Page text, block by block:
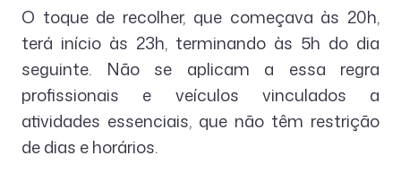
O toque de recolher, que começava às 20h,
terá início às 23h, terminando às 5h do dia
seguinte. Não se aplicam a essa regra
profissionais e veículos vinculados a
atividades essenciais, que não têm restrição
de dias e horários.